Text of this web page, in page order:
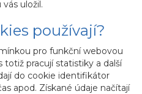
uložil.
používají?
pro funkční webovou
totiž pracují statistiky a další
do cookie identifikátor
apod. Získané údaje načítají